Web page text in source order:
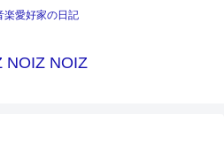
楽愛好家の日記
NOIZ NOIZ